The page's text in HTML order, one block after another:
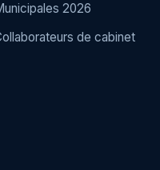
2026
de cabinet